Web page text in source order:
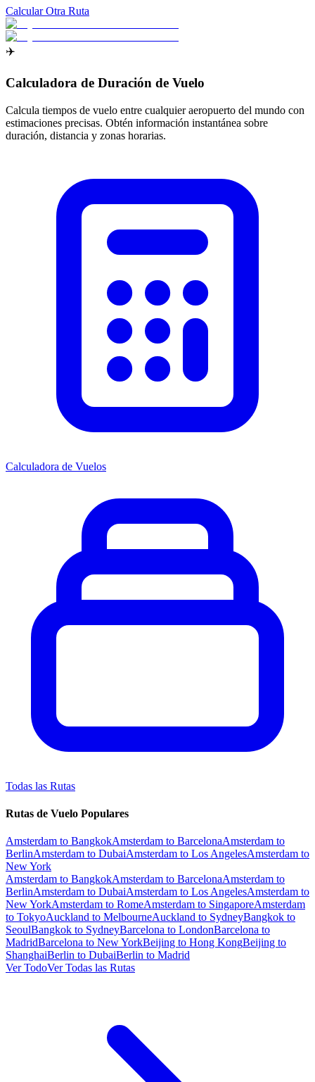
Calcular Otra Ruta
✈️
Calculadora de Duración de Vuelo
Calcula tiempos de vuelo entre cualquier aeropuerto del mundo con
estimaciones precisas. Obtén información instantánea sobre
duración, distancia y zonas horarias.
Calculadora de Vuelos
Todas las Rutas
Rutas de Vuelo Populares
Amsterdam to BangkokAmsterdam to BarcelonaAmsterdam to
BerlinAmsterdam to DubaiAmsterdam to Los AngelesAmsterdam to
New York
Amsterdam to BangkokAmsterdam to BarcelonaAmsterdam to
BerlinAmsterdam to DubaiAmsterdam to Los AngelesAmsterdam to
New YorkAmsterdam to RomeAmsterdam to SingaporeAmsterdam
to TokyoAuckland to MelbourneAuckland to SydneyBangkok to
SeoulBangkok to SydneyBarcelona to LondonBarcelona to
MadridBarcelona to New YorkBeijing to Hong KongBeijing to
ShanghaiBerlin to DubaiBerlin to Madrid
Ver TodoVer Todas las Rutas